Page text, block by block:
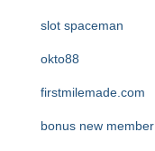
slot spaceman
okto88
firstmilemade.com
bonus new member